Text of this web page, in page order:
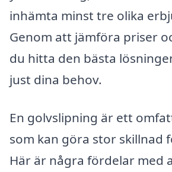
inhämta minst tre olika
Genom att jämföra priser
du hitta den bästa
just dina behov.
En golvslipning är ett
som kan göra stor skillnad
Här är några fördelar med